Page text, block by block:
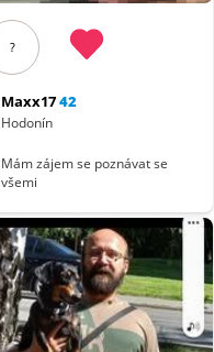
?
Maxx1742
Hodonín
Mám zájem se poznávat se
všemi